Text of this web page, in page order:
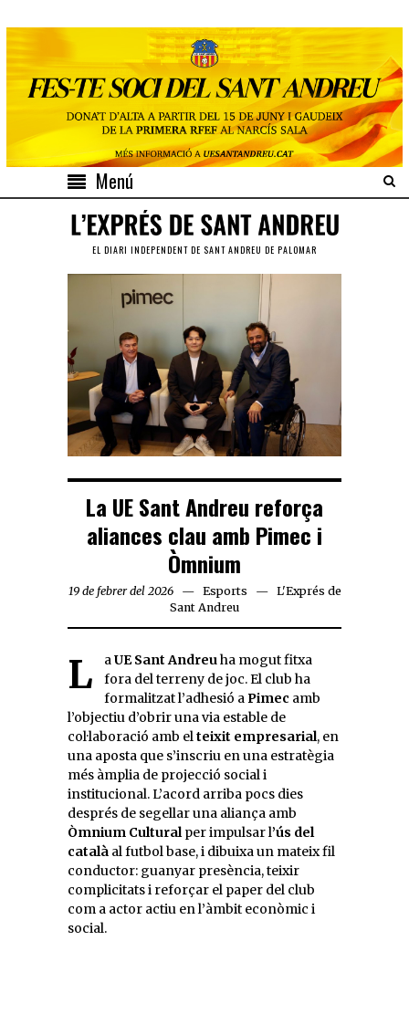
Menú
EL DIARI INDEPENDENT DE SANT ANDREU DE PALOMAR
La UE Sant Andreu reforça
aliances clau amb Pimec i
Òmnium
19 de febrer del 2026 Esports
L'Exprés de
Sant Andreu
LaUE Sant Andreuha mogut fitxa
fora del terreny de joc. El club ha
formalitzat l’adhesió aPimec amb
l’objectiu d’obrir una via estable de
col·laboració amb elteixit empresarial, en
una aposta que s’inscriu en una estratègia
més àmplia de projecció social i
institucional. L’acord arriba pocs dies
després de segellar una aliança amb
Òmnium Culturalper impulsar l’ús del
català al futbol base, i dibuixa un mateix fil
conductor: guanyar presència, teixir
complicitats i reforçar el paper del club
com a actor actiu en l’àmbit econòmic i
social.